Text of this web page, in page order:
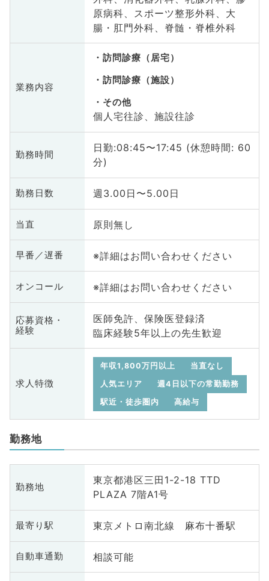
原病科、スポーツ整形外科、大
腸・肛門外科、脊髄・脊椎外科
業務内容
訪問診療（居宅）
訪問診療（施設）
その他
個人宅往診、施設往診
勤務時間
日勤:08:45〜17:45 (休憩時間: 60
分)
勤務日数 週3.00日〜5.00日
当直 原則無し
早番／遅番 ※詳細はお問い合わせください
オンコール ※詳細はお問い合わせください
応募資格・
経験
医師免許、保険医登録済
臨床経験5年以上の先生歓迎
求人特徴
年収1,800万円以上
当直なし
人気エリア
週4日以下の常勤勤務
駅近・徒歩圏内
高給与
勤務地
勤務地
東京都港区三田1-2-18 TTD
PLAZA 7階A1号
最寄り駅 東京メトロ南北線 麻布十番駅
自動車通勤 相談可能